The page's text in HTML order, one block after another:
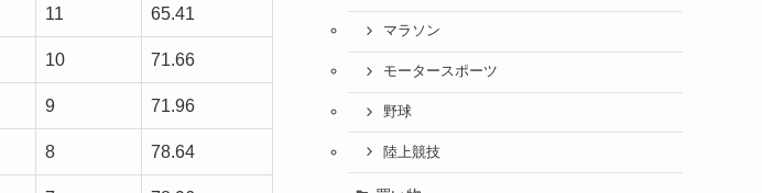
11 65.41
10 71.66
9 71.96
8 78.64
マラソン
モータースポーツ
野球
陸上競技